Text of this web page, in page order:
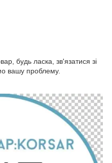
будь ласка, зв'язатися зі
вашу проблему.